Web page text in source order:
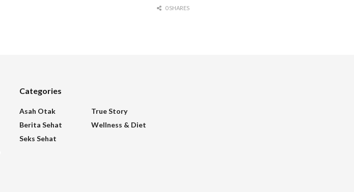
0 SHARES
Categories
Asah Otak
Berita Sehat
Seks Sehat
True Story
Wellness & Diet